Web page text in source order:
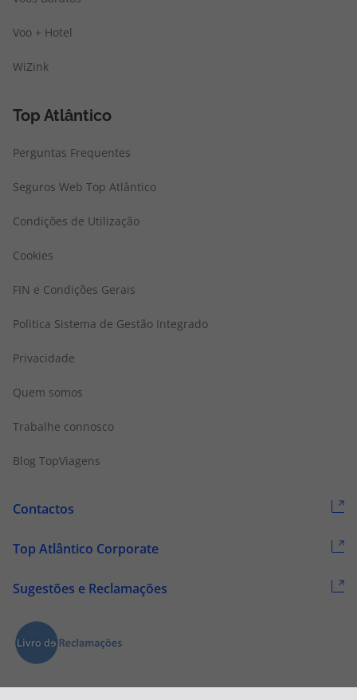
Voo + Hotel
WiZink
Top Atlântico
Perguntas Frequentes
Seguros Web Top Atlântico
Condições de Utilização
Cookies
FIN e Condições Gerais
Politica Sistema de Gestão Integrado
Privacidade
Quem somos
Trabalhe connosco
Blog TopViagens
Contactos
Top Atlântico Corporate
Sugestões e Reclamações